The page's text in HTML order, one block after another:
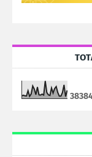
3838